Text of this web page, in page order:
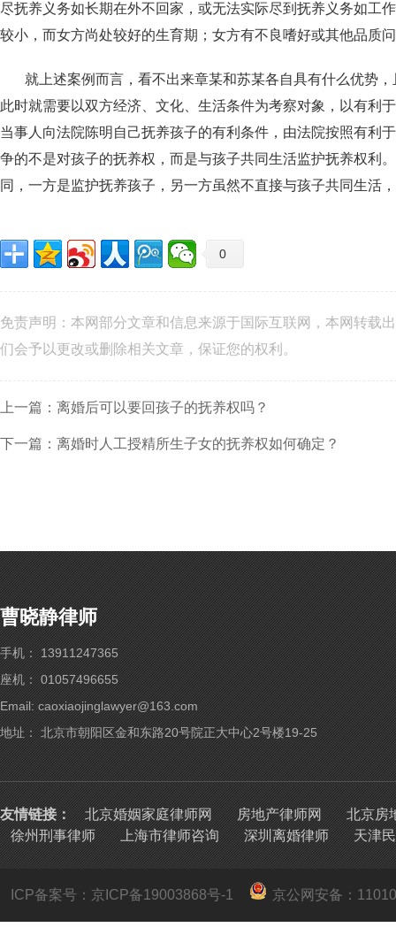
尽抚养义务如长期在外不回家，或无法实际尽到抚养义务如工
较小，而女方尚处较好的生育期；女方有不良嗜好或其他品质
就上述案例而言，看不出来章某和苏某各自具有什么优势，
此时就需要以双方经济、文化、生活条件为考察对象，以有利
当事人向法院陈明自己抚养孩子的有利条件，由法院按照有利
争的不是对孩子的抚养权，而是与孩子共同生活监护抚养权利
同，一方是监护抚养孩子，另一方虽然不直接与孩子共同生活
0
免责声明：本网部分文章和信息来源于国际互联网，本网转载
们会予以更改或删除相关文章，保证您的权利。
上一篇：离婚后可以要回孩子的抚养权吗？
下一篇：离婚时人工授精所生子女的抚养权如何确定？
曹晓静律师
手机： 13911247365
座机： 01057496655
Email: caoxiaojinglawyer@163.com
地址： 北京市朝阳区金和东路20号院正大中心2号楼19-25
友情链接： 北京婚姻家庭律师网 房地产律师网
北京房
徐州刑事律师
上海市律师咨询 深圳离婚律师 天津
ICP备案号：京ICP备19003868号-1 京公网安备：